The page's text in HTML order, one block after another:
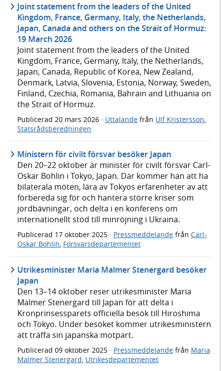
Joint statement from the leaders of the United
Kingdom, France, Germany, Italy, the Netherlands,
Japan, Canada and others on the Strait of Hormuz:
19 March 2026
Joint statement from the leaders of the United
Kingdom, France, Germany, Italy, the Netherlands,
Japan, Canada, Republic of Korea, New Zealand,
Denmark, Latvia, Slovenia, Estonia, Norway, Sweden,
Finland, Czechia, Romania, Bahrain and Lithuania on
the Strait of Hormuz.
Publicerad 20 mars 2026 · Uttalande från Ulf Kristersson
Statsrådsberedningen
Ministern för civilt försvar besöker Japan
Den 20–22 oktober är minister för civilt försvar Carl-
Oskar Bohlin i Tokyo, Japan. Där kommer han att ha
bilaterala möten, lära av Tokyos erfarenheter av att
förbereda sig för och hantera större kriser som
jordbävningar, och delta i en konferens om
internationellt stöd till minröjning i Ukraina.
Publicerad 17 oktober 2025 · Pressmeddelande från Carl-
Oskar Bohlin, Försvarsdepartementet
Utrikesminister Maria Malmer Stenergard besöker
Japan
Den 13–14 oktober reser utrikesminister Maria
Malmer Stenergard till Japan för att delta i
Kronprinsessparets officiella besök till Hiroshima
och Tokyo. Under besöket kommer utrikesministern
att träffa sin japanska motpart.
Publicerad 09 oktober 2025 · Pressmeddelande från Maria
Malmer Stenergard, Utrikesdepartementet